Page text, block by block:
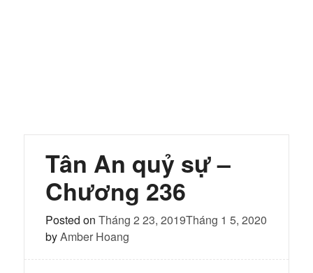
Tân An quỷ sự –
Chương 236
Posted on Tháng 2 23, 2019Tháng 1 5, 2020
byAmber Hoang